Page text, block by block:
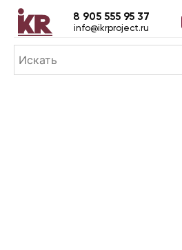
8 905 555 95 37
info@ikrproject.ru